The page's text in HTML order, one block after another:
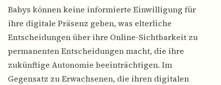
Babys können keine informierte Einwilligung für
ihre digitale Präsenz geben, was elterliche
Entscheidungen über ihre Online-Sichtbarkeit zu
permanenten Entscheidungen macht, die ihre
zukünftige Autonomie beeinträchtigen. Im
Gegensatz zu Erwachsenen, die ihren digitalen